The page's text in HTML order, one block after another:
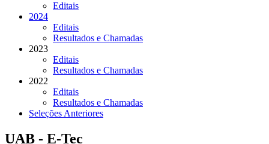
Editais
2024
Editais
Resultados e Chamadas
2023
Editais
Resultados e Chamadas
2022
Editais
Resultados e Chamadas
Seleções Anteriores
UAB - E-Tec